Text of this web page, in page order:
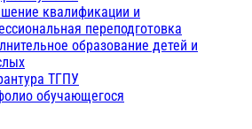
квалификации и
переподготовка
образование детей и
ТГПУ
обучающегося